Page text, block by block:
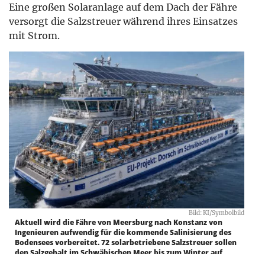
Eine großen Solaranlage auf dem Dach der Fähre
versorgt die Salzstreuer während ihres Einsatzes
mit Strom.
Bild: KI/Symbolbild
Aktuell wird die Fähre von Meersburg nach Konstanz von
Ingenieuren aufwendig für die kommende Salinisierung des
Bodensees vorbereitet. 72 solarbetriebene Salzstreuer sollen